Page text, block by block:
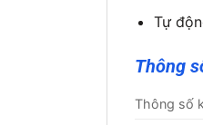
Tự
Thông
Thông số